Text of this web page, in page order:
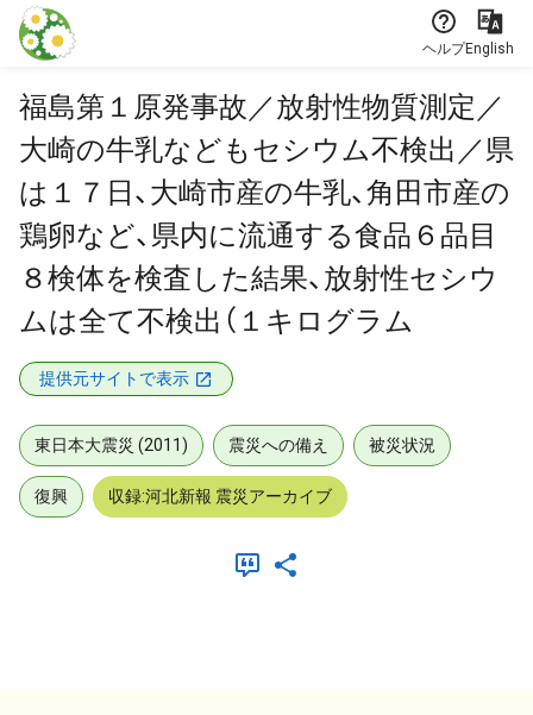
本文に飛ぶ
ヘルプEnglish
福島第１原発事故／放射性物質測定／
大崎の牛乳などもセシウム不検出／県
は１７日、大崎市産の牛乳、角田市産の
鶏卵など、県内に流通する食品６品目
８検体を検査した結果、放射性セシウ
ムは全て不検出（１キログラム
提供元サイトで表示
東日本大震災 (2011) 震災への備え 被災状況
復興 収録:河北新報 震災アーカイブ